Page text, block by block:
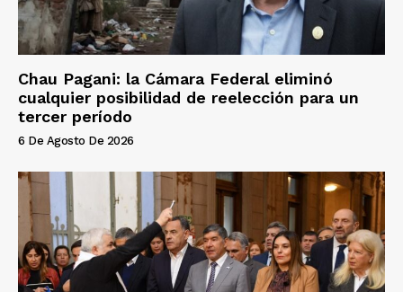
Chau Pagani: la Cámara Federal eliminó
cualquier posibilidad de reelección para un
tercer período
6 De Agosto De 2026